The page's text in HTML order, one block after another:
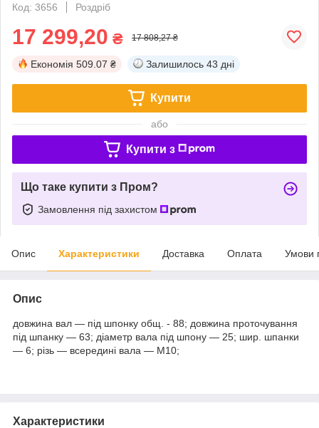
Код: 3656
Роздріб
17 299,20 ₴ 17 808,27 ₴
Економія 509.07 ₴ Залишилось 43 дні
Купити
або
Купити з
Що таке купити з Пром?
Замовлення під захистом
Опис Характеристики Доставка Оплата Умови
Опис
довжина вал — під шпонку общ. - 88; довжина проточування
під шпанку — 63; діаметр вала під шпону — 25; шир. шпанки
— 6; різь — всередині вала — М10;
Характеристики